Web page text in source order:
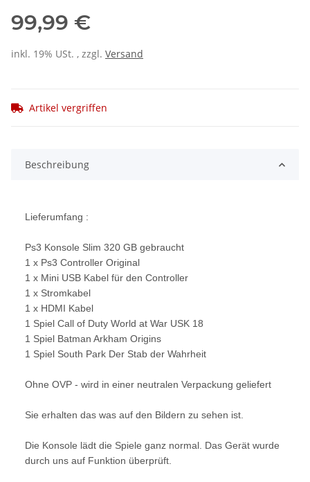
99,99 €
inkl. 19% USt. , zzgl. Versand
Artikel vergriffen
Beschreibung
Lieferumfang :
Ps3 Konsole Slim 320 GB gebraucht
1 x Ps3 Controller Original
1 x Mini USB Kabel für den Controller
1 x Stromkabel
1 x HDMI Kabel
1 Spiel Call of Duty World at War USK 18
1 Spiel Batman Arkham Origins
1 Spiel South Park Der Stab der Wahrheit
Ohne OVP - wird in einer neutralen Verpackung geliefert
Sie erhalten das was auf den Bildern zu sehen ist.
Die Konsole lädt die Spiele ganz normal. Das Gerät wurde
durch uns auf Funktion überprüft.